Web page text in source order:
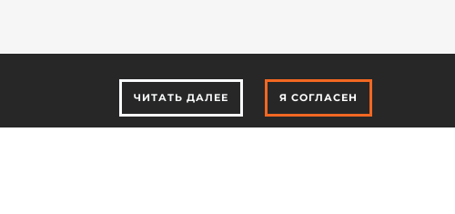
ЧИТАТЬ ДАЛЕЕ Я СОГЛАСЕН